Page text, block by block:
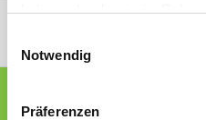
haben oder die sie im
Notwendig
Präferenzen